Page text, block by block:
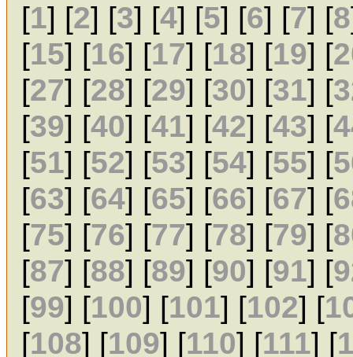
[1] [2] [3] [4] [5] [6] [7] [8
[15] [16] [17] [18] [19] [
[27] [28] [29] [30] [31] [
[39] [40] [41] [42] [43] [
[51] [52] [53] [54] [55] [
[63] [64] [65] [66] [67] [
[75] [76] [77] [78] [79] [
[87] [88] [89] [90] [91] [
[99] [100] [101] [102] [
[108] [109] [110] [111] [